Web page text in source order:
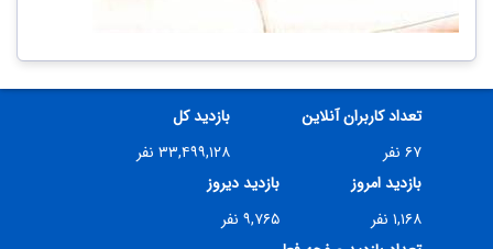
تعداد کاربران آنلاین
۶۷ نفر
بازدید کل
۳۳,۴۹۹,۱۲۸ نفر
بازدید امروز
۱,۱۶۸ نفر
بازدید دیروز
۹,۷۶۵ نفر